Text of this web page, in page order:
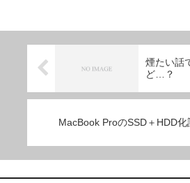
煙たい話
ど…？
MacBook ProのSSD＋HDD